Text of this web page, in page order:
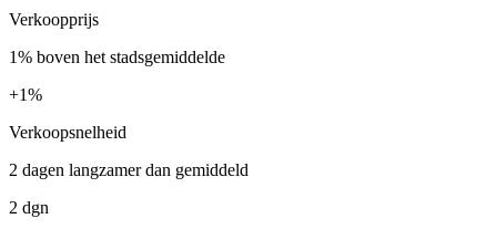
Verkoopprijs
1% boven het stadsgemiddelde
+1%
Verkoopsnelheid
2 dagen langzamer dan gemiddeld
2 dgn